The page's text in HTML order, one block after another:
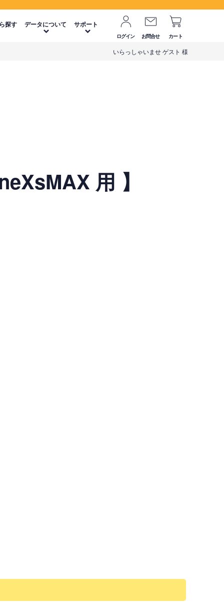
探す データについて サポート
ログイン お問合せ カート
いらっしゃいませ ゲスト 様
用 】